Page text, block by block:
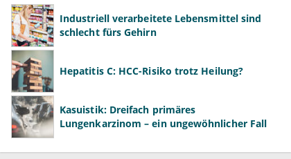
Industriell verarbeitete Lebensmittel sind
schlecht fürs Gehirn
Hepatitis C: HCC-Risiko trotz Heilung?
Kasuistik: Dreifach primäres
Lungenkarzinom – ein ungewöhnlicher Fall